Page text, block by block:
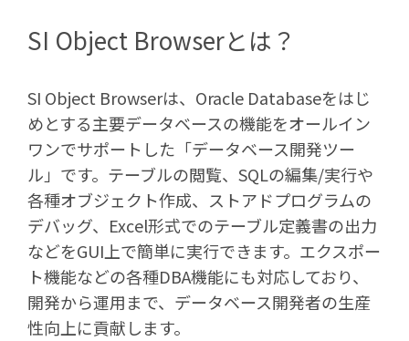
SI Object Browserとは？
SI Object Browserは、Oracle Databaseをはじ
めとする主要データベースの機能をオールイン
ワンでサポートした「データベース開発ツー
ル」です。テーブルの閲覧、SQLの編集/実行や
各種オブジェクト作成、ストアドプログラムの
デバッグ、Excel形式でのテーブル定義書の出力
などをGUI上で簡単に実行できます。エクスポー
ト機能などの各種DBA機能にも対応しており、
開発から運用まで、データベース開発者の生産
性向上に貢献します。